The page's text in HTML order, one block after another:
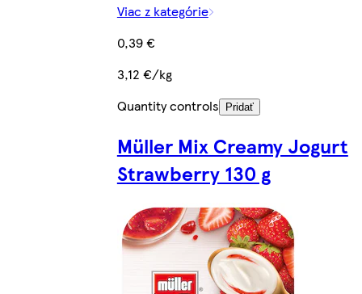
Viac z kategórie
0,39 €
3,12 €/kg
Quantity controls
Pridať
Müller Mix Creamy Jogurt
Strawberry 130 g